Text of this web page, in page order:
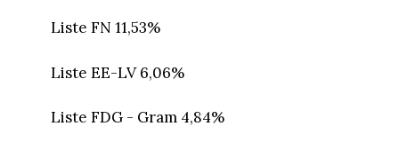
Liste FN 11,53%
Liste EE-LV 6,06%
Liste FDG - Gram 4,84%